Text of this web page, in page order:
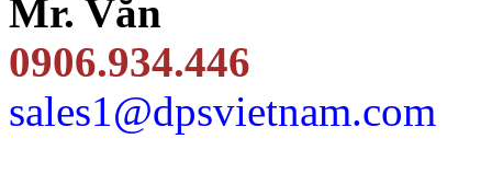
Mr. Văn
0906.934.446
sales1@dpsvietnam.com